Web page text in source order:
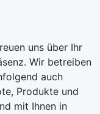
uns über Ihr
Wir betreiben
auch
Produkte und
mit Ihnen in